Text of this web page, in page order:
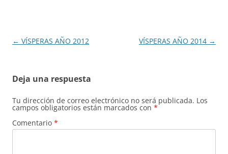
Navegación
← VÍSPERAS AÑO 2012 VÍSPERAS AÑO 2014 →
Deja una respuesta
Tu dirección de correo electrónico no será publicada. Los
campos obligatorios están marcados con *
Comentario *